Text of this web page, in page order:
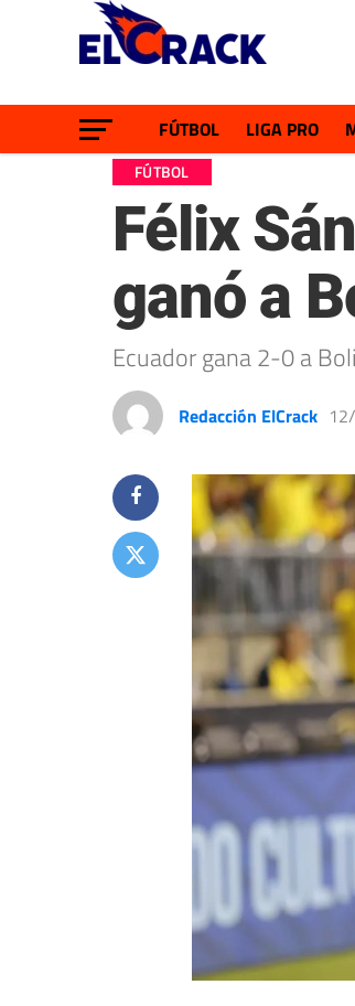
FÚTBOL LIGA PRO
FÚTBOL
Félix
ganó a
Ecuador gana 2-0 a
Redacción ElCrack